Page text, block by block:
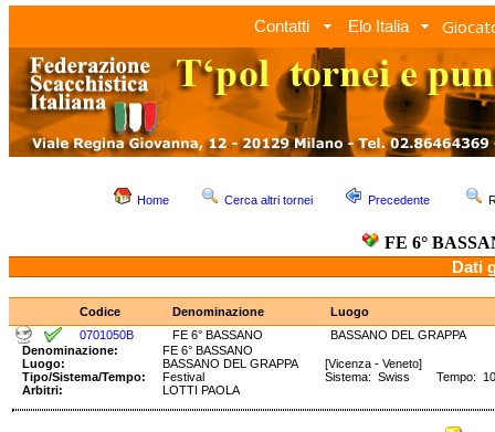
Contatti Elo Italia
Home Cerca altri tornei Precedente
FE 6°
Dati
Codice Denominazione
Luogo
0701050B
FE 6° BASSANO
BASSANO DEL GRAPPA
Denominazione:
FE 6° BASSANO
Luogo:
BASSANO DEL GRAPPA [Vicenza - Veneto]
Tipo/Sistema/Tempo:
Festival
Sistema: Swiss Tempo:
Arbitri:
LOTTI PAOLA